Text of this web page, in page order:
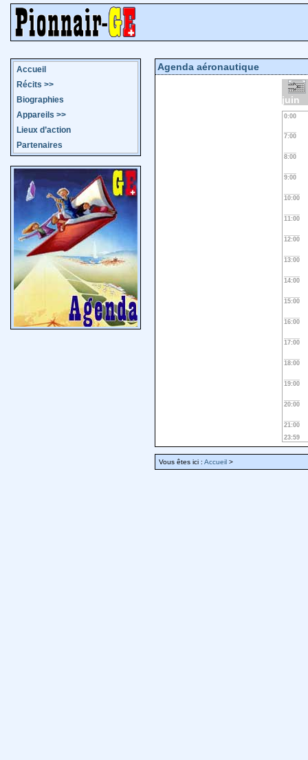
Accueil
Récits >>
Biographies
Appareils >>
Lieux d’action
Partenaires
Agenda aéronautique
juin
0:00
7:00
8:00
9:00
10:00
11:00
12:00
13:00
14:00
15:00
16:00
17:00
18:00
19:00
20:00
21:00
23:59
Vous êtes ici : Accueil >